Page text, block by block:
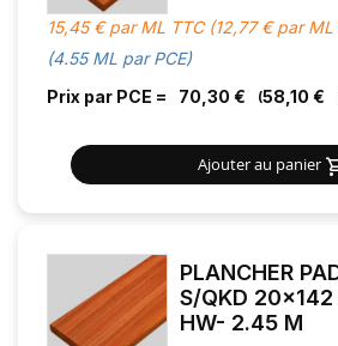
15,45 € par ML TTC (12,77 € par ML
(4.55 ML par PCE)
Prix par PCE =
70,30 € 58,10 €
Ajouter au panier
PLANCHER
S/QKD 20x142
HW- 2.45 M